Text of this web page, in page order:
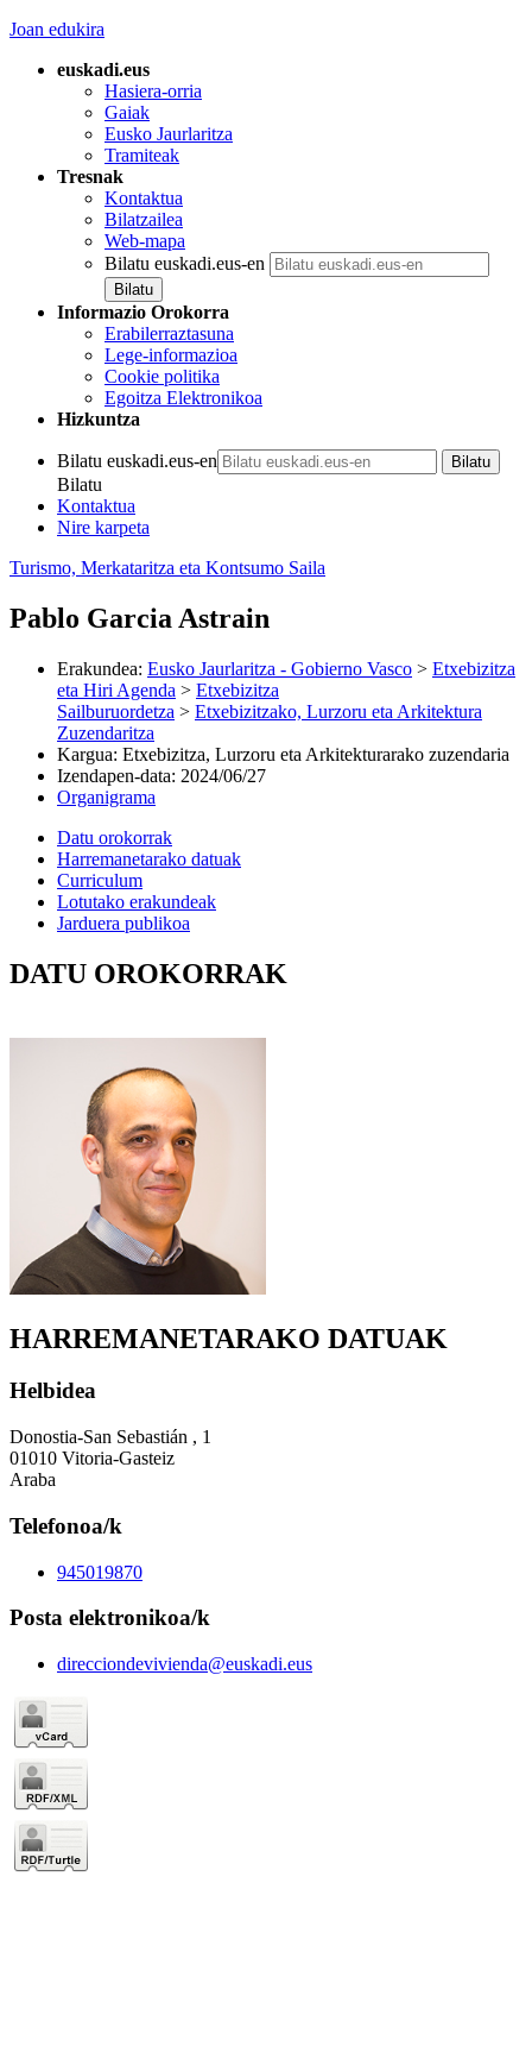
Joan edukira
euskadi.eus
Hasiera-orria
Gaiak
Eusko Jaurlaritza
Tramiteak
Tresnak
Kontaktua
Bilatzailea
Web-mapa
Bilatu euskadi.eus-en
Informazio Orokorra
Erabilerraztasuna
Lege-informazioa
Cookie politika
Egoitza Elektronikoa
Hizkuntza
Bilatu euskadi.eus-en
Bilatu
Kontaktua
Nire karpeta
Turismo, Merkataritza eta Kontsumo Saila
Pablo Garcia Astrain
Erakundea: Eusko Jaurlaritza - Gobierno Vasco > Etxebizitza
eta Hiri Agenda > Etxebizitza
Sailburuordetza > Etxebizitzako, Lurzoru eta Arkitektura
Zuzendaritza
Kargua: Etxebizitza, Lurzoru eta Arkitekturarako zuzendaria
Izendapen-data: 2024/06/27
Organigrama
Datu orokorrak
Harremanetarako datuak
Curriculum
Lotutako erakundeak
Jarduera publikoa
DATU OROKORRAK
HARREMANETARAKO DATUAK
Helbidea
Donostia-San Sebastián , 1
01010 Vitoria-Gasteiz
Araba
Telefonoa/k
945019870
Posta elektronikoa/k
direcciondevivienda@euskadi.eus